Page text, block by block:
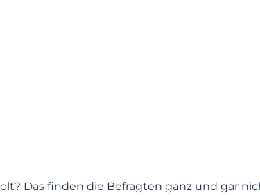
Das finden die Befragten ganz und gar